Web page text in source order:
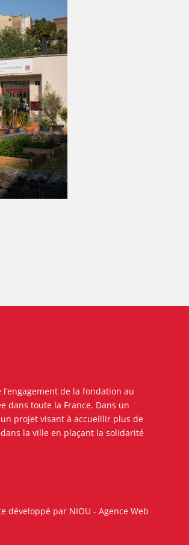
de la fondation au
dans toute la France. Dans un
projet visant à accueillir plus de
la ville en plaçant la solidarité
développé par NIOU - Agence Web